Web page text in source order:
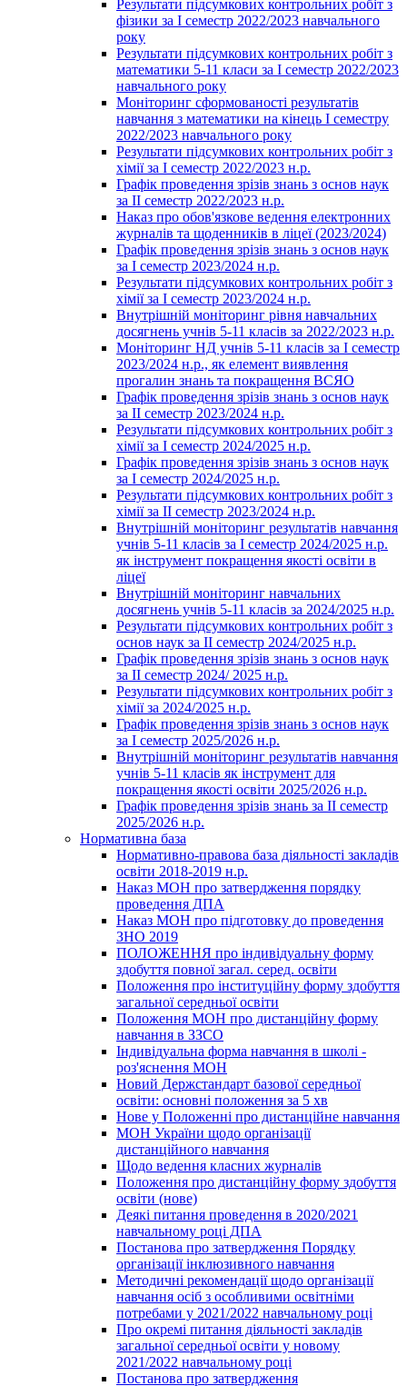
Результати підсумкових контрольних робіт з
фізики за І семестр 2022/2023 навчального
року
Результати підсумкових контрольних робіт з
математики 5-11 класи за І семестр 2022/2023
навчального року
Моніторинг сформованості результатів
навчання з математики на кінець І семестру
2022/2023 навчального року
Результати підсумкових контрольних робіт з
хімії за І семестр 2022/2023 н.р.
Графік проведення зрізів знань з основ наук
за ІІ семестр 2022/2023 н.р.
Наказ про обов'язкове ведення електронних
журналів та щоденників в ліцеї (2023/2024)
Графік проведення зрізів знань з основ наук
за І семестр 2023/2024 н.р.
Результати підсумкових контрольних робіт з
хімії за І семестр 2023/2024 н.р.
Внутрішній моніторинг рівня навчальних
досягнень учнів 5-11 класів за 2022/2023 н.р.
Моніторинг НД учнів 5-11 класів за І семестр
2023/2024 н.р., як елемент виявлення
прогалин знань та покращення ВСЯО
Графік проведення зрізів знань з основ наук
за ІІ семестр 2023/2024 н.р.
Результати підсумкових контрольних робіт з
хімії за І семестр 2024/2025 н.р.
Графік проведення зрізів знань з основ наук
за І семестр 2024/2025 н.р.
Результати підсумкових контрольних робіт з
хімії за ІІ семестр 2023/2024 н.р.
Внутрішній моніторинг результатів навчання
учнів 5-11 класів за І семестр 2024/2025 н.р.
як інструмент покращення якості освіти в
ліцеї
Внутрішній моніторинг навчальних
досягнень учнів 5-11 класів за 2024/2025 н.р.
Результати підсумкових контрольних робіт з
основ наук за ІІ семестр 2024/2025 н.р.
Графік проведення зрізів знань з основ наук
за ІІ семестр 2024/ 2025 н.р.
Результати підсумкових контрольних робіт з
хімії за 2024/2025 н.р.
Графік проведення зрізів знань з основ наук
за І семестр 2025/2026 н.р.
Внутрішній моніторинг результатів навчання
учнів 5-11 класів як інструмент для
покращення якості освіти 2025/2026 н.р.
Графік проведення зрізів знань за ІІ семестр
2025/2026 н.р.
Нормативна база
Нормативно-правова база діяльності закладів
освіти 2018-2019 н.р.
Наказ МОН про затвердження порядку
проведення ДПА
Наказ МОН про підготовку до проведення
ЗНО 2019
ПОЛОЖЕННЯ про індивідуальну форму
здобуття повної загал. серед. освіти
Положення про інституційну форму здобуття
загальної середньої освіти
Положення МОН про дистанційну форму
навчання в ЗЗСО
Індивідуальна форма навчання в школі -
роз'яснення МОН
Новий Держстандарт базової середньої
освіти: основні положення за 5 хв
Нове у Положенні про дистанційне навчання
МОН України щодо організації
дистанційного навчання
Щодо ведення класних журналів
Положення про дистанційну форму здобуття
освіти (нове)
Деякі питання проведення в 2020/2021
навчальному році ДПА
Постанова про затвердження Порядку
організації інклюзивного навчання
Методичні рекомендації щодо організації
навчання осіб з особливими освітніми
потребами у 2021/2022 навчальному році
Про окремі питання діяльності закладів
загальної середньої освіти у новому
2021/2022 навчальному році
Постанова про затвердження